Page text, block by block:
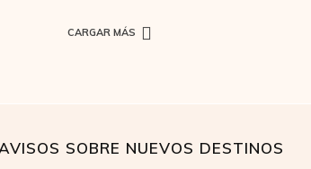
CARGAR MÁS
SOBRE NUEVOS DESTINOS